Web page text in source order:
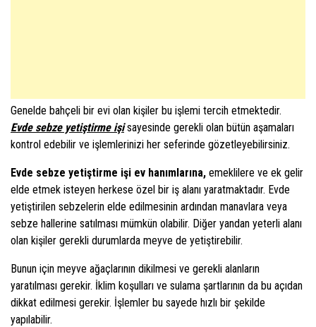
Genelde bahçeli bir evi olan kişiler bu işlemi tercih etmektedir.
Evde sebze yetiştirme işisayesinde gerekli olan bütün aşamaları
kontrol edebilir ve işlemlerinizi her seferinde gözetleyebilirsiniz.
Evde sebze yetiştirme işi ev hanımlarına, emeklilere ve ek gelir
elde etmek isteyen herkese özel bir iş alanı yaratmaktadır. Evde
yetiştirilen sebzelerin elde edilmesinin ardından manavlara veya
sebze hallerine satılması mümkün olabilir. Diğer yandan yeterli alanı
olan kişiler gerekli durumlarda meyve de yetiştirebilir.
Bunun için meyve ağaçlarının dikilmesi ve gerekli alanların
yaratılması gerekir. İklim koşulları ve sulama şartlarının da bu açıdan
dikkat edilmesi gerekir. İşlemler bu sayede hızlı bir şekilde
yapılabilir.